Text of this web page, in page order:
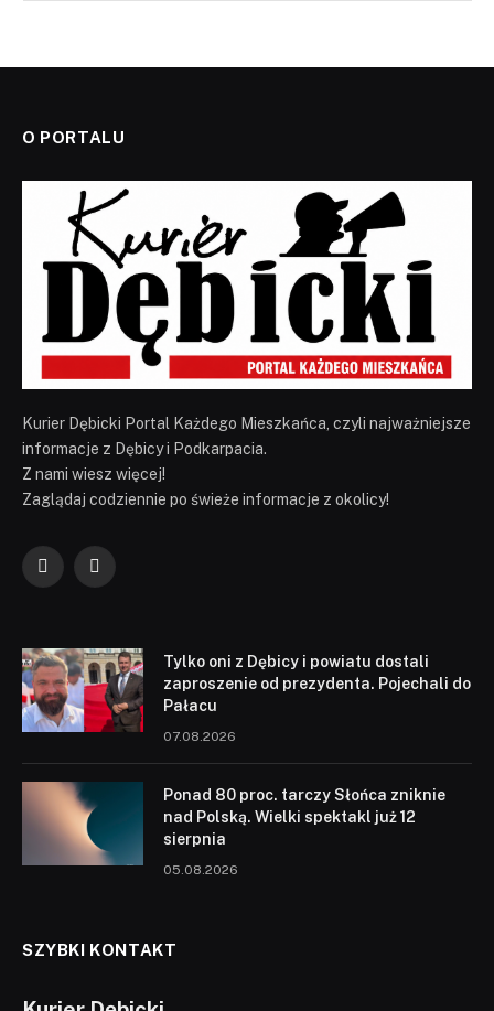
O PORTALU
Kurier Dębicki Portal Każdego Mieszkańca, czyli najważniejsze
informacje z Dębicy i Podkarpacia.
Z nami wiesz więcej!
Zaglądaj codziennie po świeże informacje z okolicy!
FacebookYouTube
Tylko oni z Dębicy i powiatu dostali
zaproszenie od prezydenta. Pojechali do
Pałacu
07.08.2026
Ponad 80 proc. tarczy Słońca zniknie
nad Polską. Wielki spektakl już 12
sierpnia
05.08.2026
SZYBKI KONTAKT